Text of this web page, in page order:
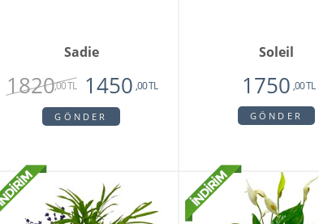
Sadie
1820,00 TL 1450 ,00 TL
GÖNDER
Soleil
1750 ,00 TL
GÖNDER